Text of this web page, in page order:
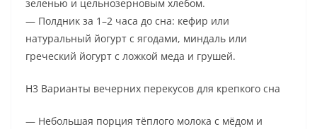
зеленью и цельнозерновым хлебом.
— Полдник за 1–2 часа до сна: кефир или
натуральный йогурт с ягодами, миндаль или
греческий йогурт с ложкой меда и грушей.
H3 Варианты вечерних перекусов для крепкого сна
— Небольшая порция тёплого молока с мёдом и